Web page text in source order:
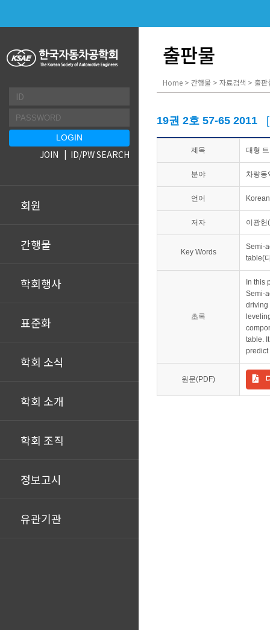
회원
간행물
학회행사
표준화
학회 소식
학회 소개
학회 조직
정보고시
유관기관
JOIN ID/PW SEARCH
출판물
Home > 간행물 > 자료검색 > 출판
19권 2호 57-65 2011
제목 대형
분야 차량동
언어 Korean
저자 이광헌
Key Words
Semi-
table(
초록
In this
Semi-
driving
table.
predict
원문(PDF)